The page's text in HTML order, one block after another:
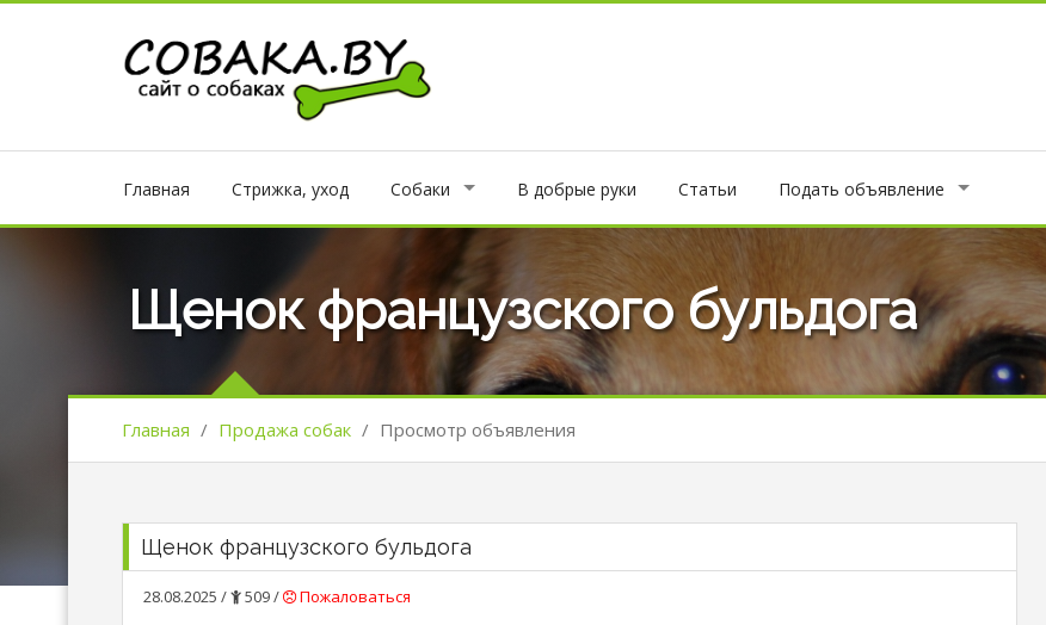
Главная Стрижка, уход Собаки В добрые руки Статьи Подать объявление
Щенок французского бульдога
Главная / Продажа собак / Просмотр объявления
Щенок французского бульдога
28.08.2025 / 509 / Пожаловаться